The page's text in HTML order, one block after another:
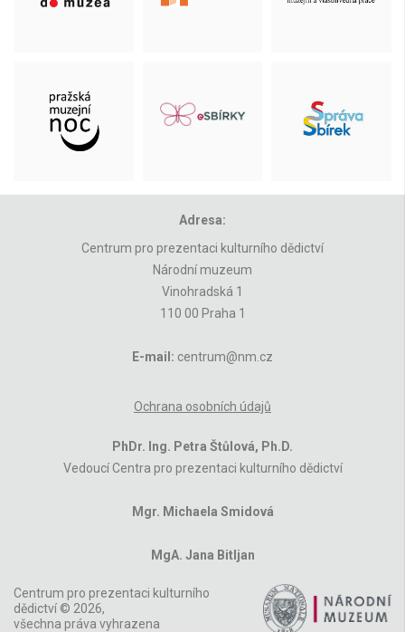
Adresa:
Centrum pro prezentaci kulturního dědictví
Národní muzeum
Vinohradská 1
110 00 Praha 1
E-mail: centrum@nm.cz
Ochrana osobních údajů
PhDr. Ing. Petra Štůlová, Ph.D.
Vedoucí Centra pro prezentaci kulturního dědictví
Mgr. Michaela Smidová
MgA. Jana Bitljan
Centrum pro prezentaci kulturního
dědictví © 2026,
všechna práva vyhrazena